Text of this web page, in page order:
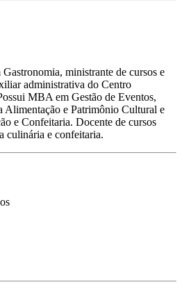
ministrante de cursos e
administrativa do Centro
MBA em Gestão de Eventos,
Alimentação e Patrimônio Cultural e
e Confeitaria. Docente de cursos
culinária e confeitaria.